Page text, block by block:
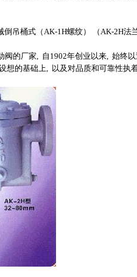
倒吊桶式（AK-1H螺纹） （AK-2H
阀的厂家, 自1902年创业以来, 始终
想的基础上, 以及对品质和可靠性